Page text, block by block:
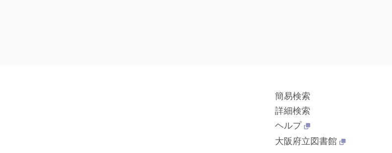
簡易検索
詳細検索
ヘルプ
大阪府立図書館